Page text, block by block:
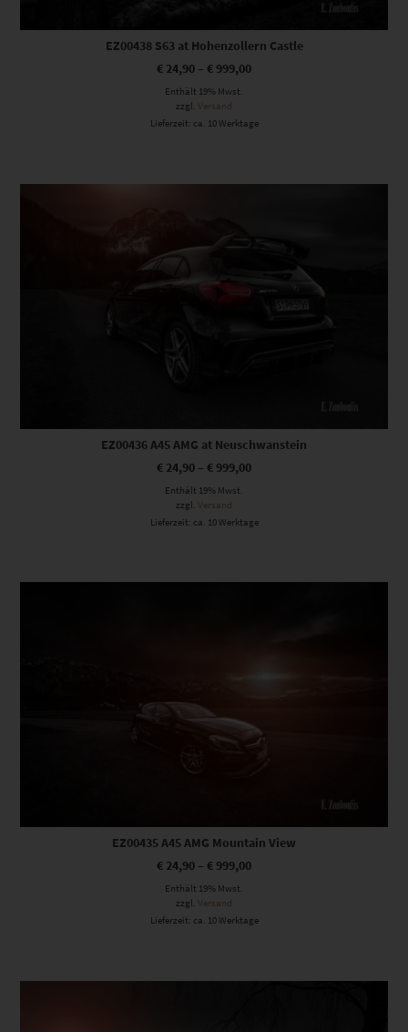
EZ00438 S63 at Hohenzollern Castle
€ 24,90 – € 999,00
Enthält 19% Mwst.
zzgl. Versand
Lieferzeit: ca. 10 Werktage
Dieses Produkt weist mehrere Varianten auf. Die Optionen können auf der Produktseite gewählt werden
EZ00436 A45 AMG at Neuschwanstein
€ 24,90 – € 999,00
Enthält 19% Mwst.
zzgl.
Versand
Lieferzeit: ca. 10 Werktage
Dieses Produkt weist mehrere Varianten auf. Die Optionen können auf der Produktseite gewählt werden
EZ00435 A45 AMG Mountain View
€ 24,90 – € 999,00
Enthält 19% Mwst.
zzgl. Versand
Lieferzeit: ca. 10 Werktage
Dieses Produkt weist mehrere Varianten auf. Die Optionen können auf der Produktseite gewählt werden